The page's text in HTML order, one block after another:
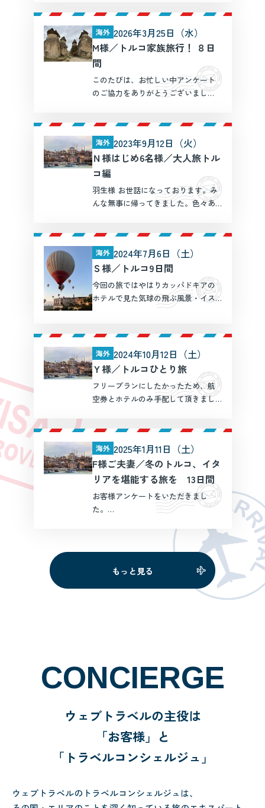
かげで、私たちにとって一生忘れら
れないハネムーンとなりまし […]
海外 2026年3月25日（水）
M様／トルコ家族旅行！ ８日
間
このたびは、お忙しい中アンケート
のご協力をありがとうございまし
++++++++ じじばばの孫との旅
行、こんな情勢の中でしたが思い
切ってよか […]
海外 2023年9月12日（火）
Ｎ様はじめ6名様／大人旅トル
コ編
羽生様 お世話になっております。み
んな無事に帰ってきました。色々あ
されダジャレやことわざまで使いこ
なしていました。お人柄 […]
海外 2024年7月6日（土）
Ｓ様／トルコ9日間
今回の旅ではやはりカッパドキアの
ホテルで見た気球の飛ぶ風景・イス
タンブールの街並み・ホテルが印象
は風の向きなどが悪く、気球は飛び
ませんでした。2日目は泊まっていた
ホテルで気球ツアーに参加 […]
海外 2024年10月12日（土）
Ｙ様／トルコひとり旅
フリープランにしたかったため、航
空券とホテルのみ手配して頂きまし
テルを予約していただけので、観光
もしやすかったです。たくさん […]
海外 2025年1月11日（土）
F様ご夫妻／冬のトルコ、イタ
リアを堪能する旅を 13日間
お客様アンケートをいただきまし
た。
+++++++++++++++++++
++++++++素敵な旅の企画から
フォローまでありがとうございまし
た。おかげさまで還暦近い夫婦が、
ハネムーン […]
もっと見る
CONCIERGE
ウェブトラベルの主役は
「お客様」と
「トラベルコンシェルジュ」
ウェブトラベルのトラベルコンシェルジュは、